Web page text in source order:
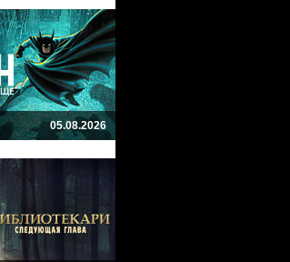
05.08.2026